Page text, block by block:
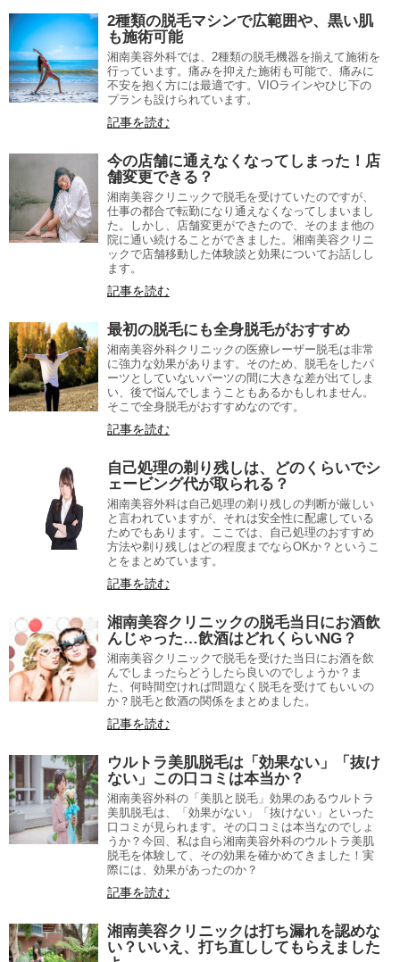
2種類の脱毛マシンで広範囲や、黒い肌
も施術可能
湘南美容外科では、2種類の脱毛機器を揃えて施術を
行っています。痛みを抑えた施術も可能で、痛みに
不安を抱く方には最適です。VIOラインやひじ下の
プランも設けられています。
記事を読む
今の店舗に通えなくなってしまった！店
舗変更できる？
湘南美容クリニックで脱毛を受けていたのですが、
仕事の都合で転勤になり通えなくなってしまいまし
た。しかし、店舗変更ができたので、そのまま他の
院に通い続けることができました。湘南美容クリニ
ックで店舗移動した体験談と効果についてお話しし
ます。
記事を読む
最初の脱毛にも全身脱毛がおすすめ
湘南美容外科クリニックの医療レーザー脱毛は非常
に強力な効果があります。そのため、脱毛をしたパ
ーツとしていないパーツの間に大きな差が出てしま
い、後で悩んでしまうこともあるかもしれません。
そこで全身脱毛がおすすめなのです。
記事を読む
自己処理の剃り残しは、どのくらいでシ
ェービング代が取られる？
湘南美容外科は自己処理の剃り残しの判断が厳しい
と言われていますが、それは安全性に配慮している
ためでもあります。ここでは、自己処理のおすすめ
方法や剃り残しはどの程度までならOKか？というこ
とをまとめています。
記事を読む
湘南美容クリニックの脱毛当日にお酒飲
んじゃった…飲酒はどれくらいNG？
湘南美容クリニックで脱毛を受けた当日にお酒を飲
んでしまったらどうしたら良いのでしょうか？ま
た、何時間空ければ問題なく脱毛を受けてもいいの
か？脱毛と飲酒の関係をまとめました。
記事を読む
ウルトラ美肌脱毛は「効果ない」「抜け
ない」この口コミは本当か？
湘南美容外科の「美肌と脱毛」効果のあるウルトラ
美肌脱毛は、「効果がない」「抜けない」といった
口コミが見られます。その口コミは本当なのでしょ
うか？今回、私は自ら湘南美容外科のウルトラ美肌
脱毛を体験して、その効果を確かめてきました！実
際には、効果があったのか？
記事を読む
湘南美容クリニックは打ち漏れを認めな
い？いいえ、打ち直ししてもらえました